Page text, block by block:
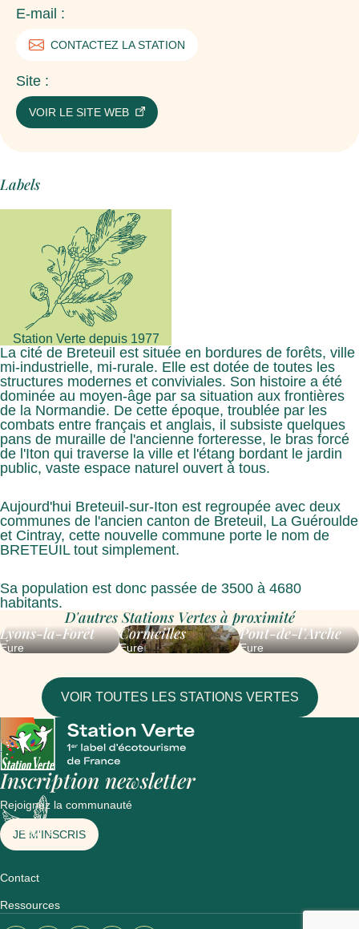
E-mail :
CONTACTEZ LA STATION
Site :
VOIR LE SITE WEB
Labels
Station Verte depuis 1977
La cité de Breteuil est située en bordures de forêts, ville
mi-industrielle, mi-rurale. Elle est dotée de toutes les
structures modernes et conviviales. Son histoire a été
dominée au moyen-âge par sa situation aux frontières
de la Normandie. De cette époque, troublée par les
combats entre français et anglais, il subsiste quelques
pans de muraille de l'ancienne forteresse, le bras forcé
de l'Iton qui traverse la ville et l'étang bordant le jardin
public, vaste espace naturel ouvert à tous.
Aujourd'hui Breteuil-sur-Iton est regroupée avec deux
communes de l'ancien canton de Breteuil, La Guéroulde
et Cintray, cette nouvelle commune porte le nom de
BRETEUIL tout simplement.
Sa population est donc passée de 3500 à 4680
habitants.
D'autres Stations Vertes à proximité
Lyons-la-Forêt
Eure
Cormeilles
Eure
Pont-de-l’Arche
Eure
VOIR TOUTES LES STATIONS VERTES
Inscription newsletter
Rejoignez la communauté
JE M'INSCRIS
Contact
Ressources